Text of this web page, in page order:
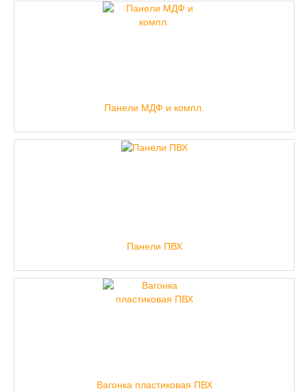
Панели МДФ и компл.
Панели ПВХ
Вагонка пластиковая ПВХ